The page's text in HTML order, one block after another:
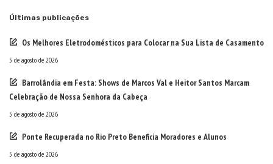
Últimas publicações
Os Melhores Eletrodomésticos para Colocar na Sua Lista de Casamento
5 de agosto de 2026
Barrolândia em Festa: Shows de Marcos Val e Heitor Santos Marcam
Celebração de Nossa Senhora da Cabeça
5 de agosto de 2026
Ponte Recuperada no Rio Preto Beneficia Moradores e Alunos
5 de agosto de 2026